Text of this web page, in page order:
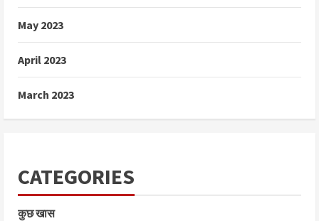
May 2023
April 2023
March 2023
CATEGORIES
कुछ खास